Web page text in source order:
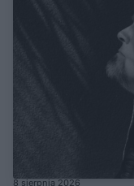
8 sierpnia 2026